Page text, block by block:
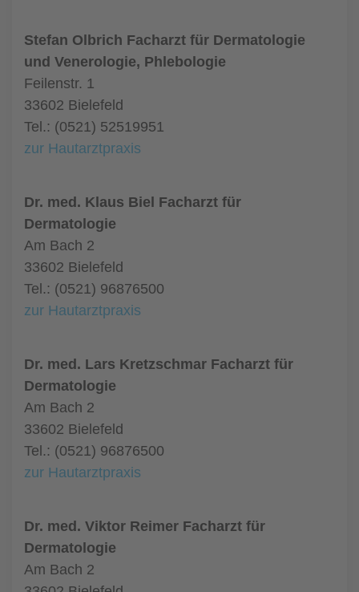
Stefan Olbrich Facharzt für Dermatologie
und Venerologie, Phlebologie
Feilenstr. 1
33602 Bielefeld
Tel.: (0521) 52519951
zur Hautarztpraxis
Dr. med. Klaus Biel Facharzt für
Dermatologie
Am Bach 2
33602 Bielefeld
Tel.: (0521) 96876500
zur Hautarztpraxis
Dr. med. Lars Kretzschmar Facharzt für
Dermatologie
Am Bach 2
33602 Bielefeld
Tel.: (0521) 96876500
zur Hautarztpraxis
Dr. med. Viktor Reimer Facharzt für
Dermatologie
Am Bach 2